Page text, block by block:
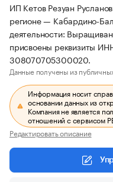
ИП Кетов Резуан
регионе — Кабардино-
деятельности:
присвоены реквизиты
308070705300020.
Данные получены из
Информация носит
основании данных из
Компания не является
отношений с сервисом
Редактировать описание